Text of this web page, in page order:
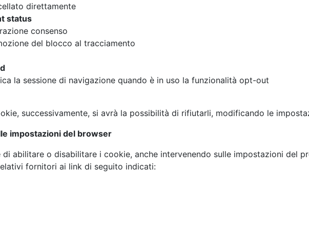
direttamente
status
consenso
del blocco al tracciamento
la sessione di navigazione quando è in uso la funzionalità opt-out
successivamente, si avrà la possibilità di rifiutarli, modificando le
impostazioni del browser
di abilitare o disabilitare i cookie, anche intervenendo sulle impostazioni del
fornitori ai link di seguito indicati: